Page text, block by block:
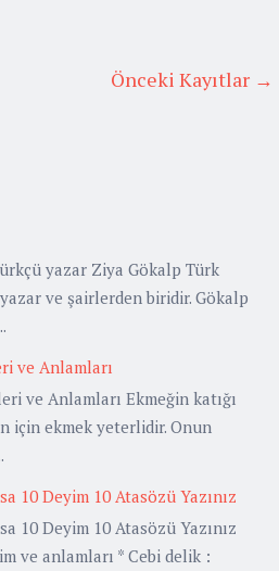
Önceki Kayıtlar →
yazar Ziya Gökalp Türk
ve şairlerden biridir. Gökalp
ve Anlamları
ve Anlamları Ekmeğin katığı
için ekmek yeterlidir. Onun
10 Deyim 10 Atasözü Yazınız
10 Deyim 10 Atasözü Yazınız
ve anlamları * Cebi delik :